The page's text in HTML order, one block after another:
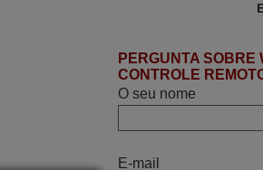
minha encomenda
clareza de instruções
qualidade do
prazos A TUDO
PERGUNTA SOBRE
CONTROLE
O seu nome
E-mail